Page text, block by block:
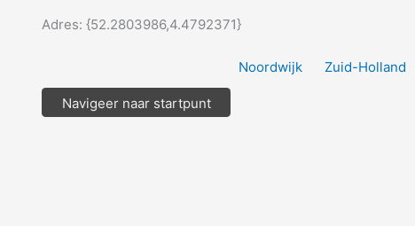
Adres: {52.2803986,4.4792371}
Noordwijk Zuid-Holland
Navigeer naar startpunt